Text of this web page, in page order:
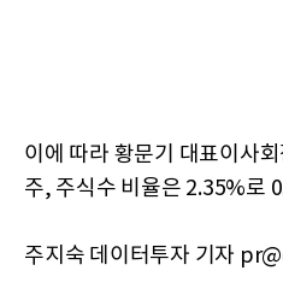
이에 따라 황문기 대표이사
주, 주식수 비율은 2.35%로
주지숙 데이터투자 기자